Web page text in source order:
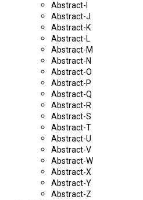
Abstract-I
Abstract-J
Abstract-K
Abstract-L
Abstract-M
Abstract-N
Abstract-O
Abstract-P
Abstract-Q
Abstract-R
Abstract-S
Abstract-T
Abstract-U
Abstract-V
Abstract-W
Abstract-X
Abstract-Y
Abstract-Z